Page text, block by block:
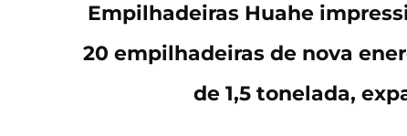
Empilhadeiras Huahe
20 empilhadeiras de nova
de 1,5 tonelada,